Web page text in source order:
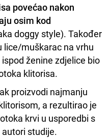
povećao nakon
osim kod
doggy style). Također
lice/muškarac na vrhu
ženine zdjelice bio
klitorisa.
proizvodi najmanju
a rezultirao je
krvi u usporedbi s
studije.